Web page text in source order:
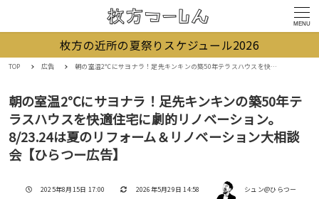
MENU
枚方の近所の夏祭りスケジュール2026
TOP 広告 朝の室温2℃にサヨナラ！足先キンキンの築50年テラスハウスを快適住宅に劇的リノベーション。8/23.24は夏のリフォーム＆リノベーション大相談会【ひらつー広告】
朝の室温2℃にサヨナラ！足先キンキンの築50年テ
ラスハウスを快適住宅に劇的リノベーション。
8/23.24は夏のリフォーム＆リノベーション大相談
会【ひらつー広告】
投稿日
2025年8月15日 17:00 更新日
2026年5月29日 14:58 著者
シュン@ひらつー